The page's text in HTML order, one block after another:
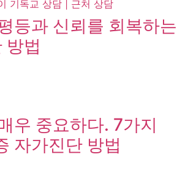
등과 신뢰를 회복하는
방법
우 중요하다. 7가지
자가진단 방법